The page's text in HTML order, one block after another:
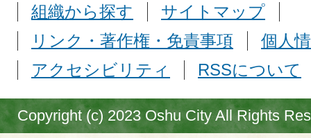
組織から探す
サイトマップ
リンク・著作権・免責事項
個人
アクセシビリティ
RSSについて
Copyright (c) 2023 Oshu City All Rights